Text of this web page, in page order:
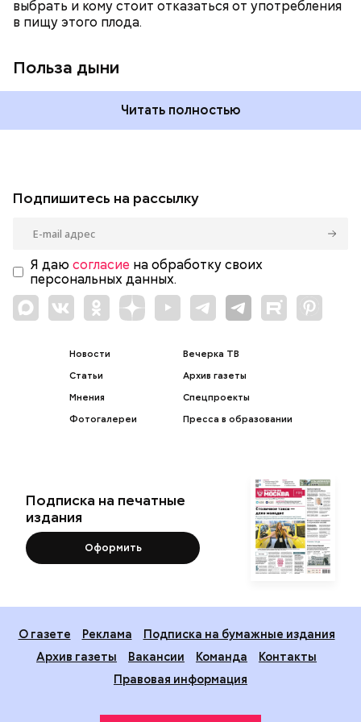
выбрать и кому стоит отказаться от употребления
в пищу этого плода.
Польза дыни
Читать полностью
Подпишитесь на рассылку
Я даю согласие на обработку своих
персональных данных.
Новости
Статьи
Мнения
Фотогалереи
Вечерка ТВ
Архив газеты
Спецпроекты
Пресса в образовании
Подписка на печатные
издания
Оформить
О газете Реклама
Подписка на бумажные издания
Архив газеты
Вакансии Команда
Контакты
Правовая информация